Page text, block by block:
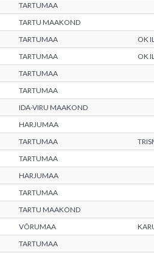
TARTUMAA
TARTU MAAKOND
TARTUMAA
OK
TARTUMAA
OK
TARTUMAA
TARTUMAA
IDA-VIRU MAAKOND
HARJUMAA
TARTUMAA
TARTUMAA
HARJUMAA
TARTUMAA
TARTU MAAKOND
VÕRUMAA
TARTUMAA